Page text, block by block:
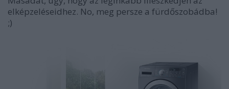
elképzeléseidhez. No, meg persze a fürdőszobádba!
;)